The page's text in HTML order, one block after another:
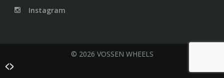
Instagram
© 2026 VOSSEN WHEELS